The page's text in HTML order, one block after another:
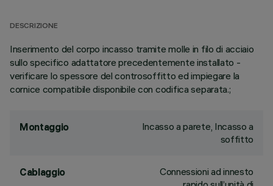
DESCRIZIONE
Inserimento del corpo incasso tramite molle in filo di acciaio
sullo specifico adattatore precedentemente installato -
verificare lo spessore del controsoffitto ed impiegare la
cornice compatibile disponibile con codifica separata.;
Montaggio
Incasso a parete, Incasso a
soffitto
Cablaggio
Connessioni ad innesto